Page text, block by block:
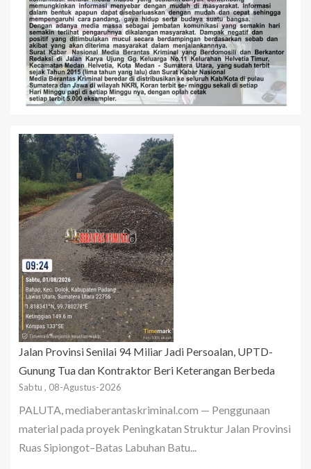
Jalan Provinsi Senilai 94 Miliar Jadi Persoalan, UPTD-
Gunung Tua dan Kontraktor Beri Keterangan Berbeda
Sabtu , 08-Agustus-2026
PALUTA, mediaberantaskriminal.com — Penggunaan
material pada proyek Peningkatan Struktur Jalan Provinsi
Ruas Sipiongot–Batas Labuhan Batu...